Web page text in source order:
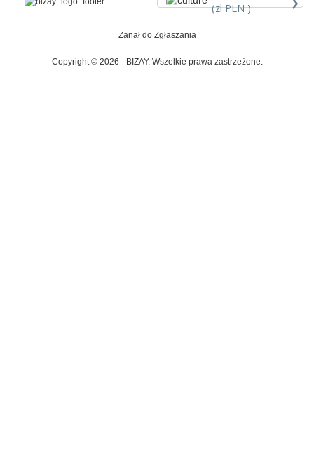
(zl PLN )
Zanał do Zgłaszania
Copyright © 2026 - BIZAY. Wszelkie prawa zastrzeżone.